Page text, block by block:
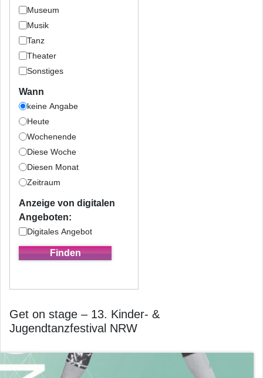
Museum
Musik
Tanz
Theater
Sonstiges
Wann
keine Angabe
Heute
Wochenende
Diese Woche
Diesen Monat
Zeitraum
Anzeige von digitalen
Angeboten:
Digitales Angebot
Get on stage – 13. Kinder- &
Jugendtanzfestival NRW